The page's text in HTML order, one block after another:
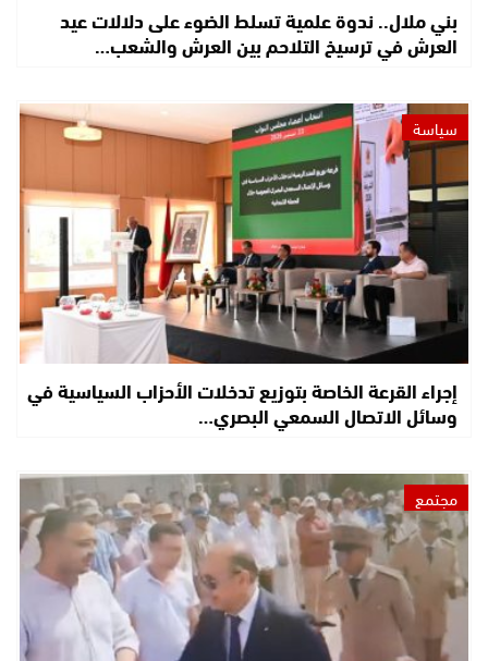
بني ملال.. ندوة علمية تسلط الضوء على دلالات عيد
العرش في ترسيخ التلاحم بين العرش والشعب…
سياسة
إجراء القرعة الخاصة بتوزيع تدخلات الأحزاب السياسية في
وسائل الاتصال السمعي البصري…
مجتمع